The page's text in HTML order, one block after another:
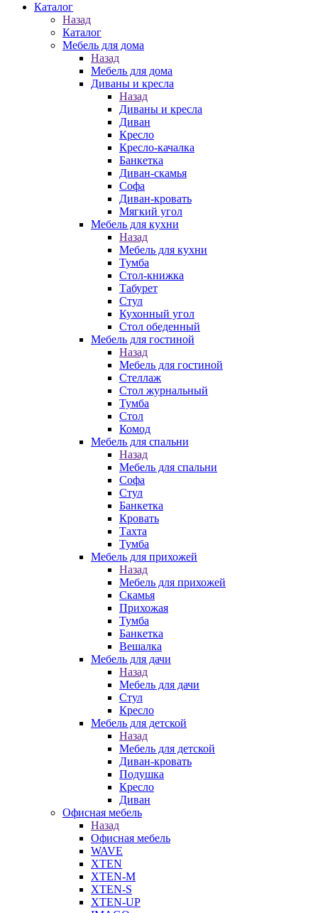
Каталог
Назад
Каталог
Мебель для дома
Назад
Мебель для дома
Диваны и кресла
Назад
Диваны и кресла
Диван
Кресло
Кресло-качалка
Банкетка
Диван-скамья
Софа
Диван-кровать
Мягкий угол
Мебель для кухни
Назад
Мебель для кухни
Тумба
Стол-книжка
Табурет
Стул
Кухонный угол
Стол обеденный
Мебель для гостиной
Назад
Мебель для гостиной
Стеллаж
Стол журнальный
Тумба
Стол
Комод
Мебель для спальни
Назад
Мебель для спальни
Софа
Стул
Банкетка
Кровать
Тахта
Тумба
Мебель для прихожей
Назад
Мебель для прихожей
Скамья
Прихожая
Тумба
Банкетка
Вешалка
Мебель для дачи
Назад
Мебель для дачи
Стул
Кресло
Мебель для детской
Назад
Мебель для детской
Диван-кровать
Подушка
Кресло
Диван
Офисная мебель
Назад
Офисная мебель
WAVE
XTEN
XTEN-M
XTEN-S
XTEN-UP